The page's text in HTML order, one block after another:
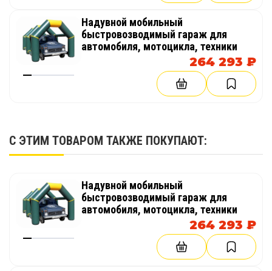
Надувной мобильный
быстровозводимый гараж для
автомобиля, мотоцикла, техники
264 293 ₽
С ЭТИМ ТОВАРОМ ТАКЖЕ ПОКУПАЮТ:
Надувной мобильный
быстровозводимый гараж для
автомобиля, мотоцикла, техники
264 293 ₽